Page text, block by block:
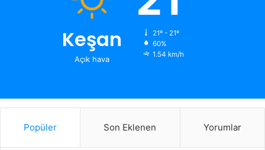
Keşan
Açık hava
21º - 21º
60%
1.54 km/h
Popüler Son Eklenen Yorumlar